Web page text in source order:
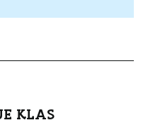
KLAS